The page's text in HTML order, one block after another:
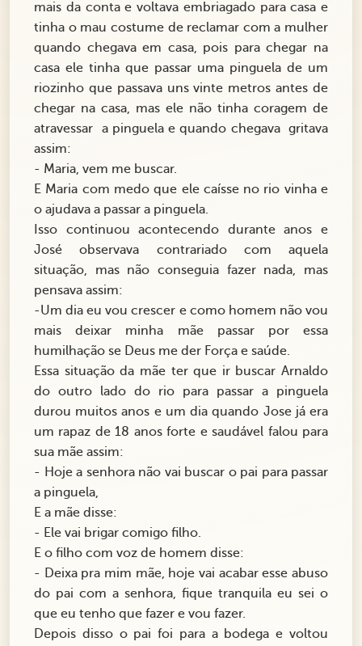
mais da conta e voltava embriagado para casa e
tinha o mau costume de reclamar com a mulher
quando chegava em casa, pois para chegar na
casa ele tinha que passar uma pinguela de um
riozinho que passava uns vinte metros antes de
chegar na casa, mas ele não tinha coragem de
atravessar a pinguela e quando chegava gritava
assim:
- Maria, vem me buscar.
E Maria com medo que ele caísse no rio vinha e
o ajudava a passar a pinguela.
Isso continuou acontecendo durante anos e
José observava contrariado com aquela
situação, mas não conseguia fazer nada, mas
pensava assim:
-Um dia eu vou crescer e como homem não vou
mais deixar minha mãe passar por essa
humilhação se Deus me der Força e saúde.
Essa situação da mãe ter que ir buscar Arnaldo
do outro lado do rio para passar a pinguela
durou muitos anos e um dia quando Jose já era
um rapaz de 18 anos forte e saudável falou para
sua mãe assim:
- Hoje a senhora não vai buscar o pai para passar
a pinguela,
E a mãe disse:
- Ele vai brigar comigo filho.
E o filho com voz de homem disse:
- Deixa pra mim mãe, hoje vai acabar esse abuso
do pai com a senhora, fique tranquila eu sei o
que eu tenho que fazer e vou fazer.
Depois disso o pai foi para a bodega e voltou